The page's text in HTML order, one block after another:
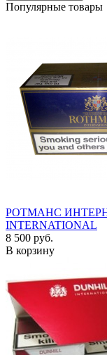
Популярные товары
РОТМАНС
INTERNATIONAL
8 500 руб.
В корзину